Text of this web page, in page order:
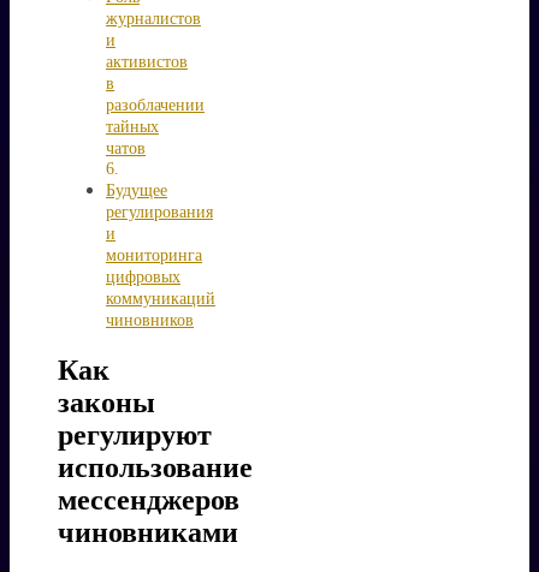
журналистов
и
активистов
в
разоблачении
тайных
чатов
Будущее
регулирования
и
мониторинга
цифровых
коммуникаций
чиновников
Как
законы
регулируют
использование
мессенджеров
чиновниками